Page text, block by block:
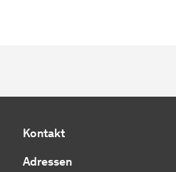
Kontakt
Adressen